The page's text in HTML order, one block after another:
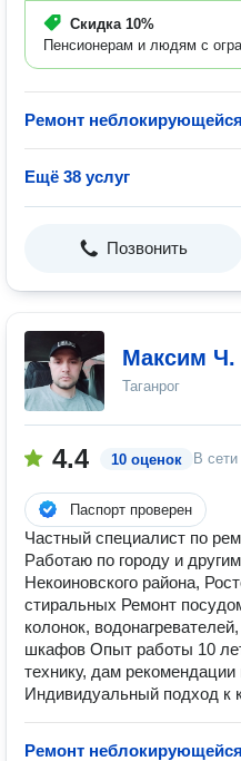
Скидка 10%
Пенсионерам и людям с
Ремонт
Ещё 38 услуг
Позвонить
Максим Ч.
Таганрог
4.4 10 оценок В сети
Паспорт проверен
Частный специалист по
Работаю по городу и
Некоиновского района,
стиральных Ремонт
колонок,
шкафов Опыт работы 10
технику, дам рекомендации
Индивидуальный подход к
Ремонт